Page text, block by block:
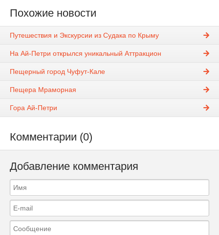
Похожие новости
Путешествия и Экскурсии из Судака по Крыму
На Ай-Петри открылся уникальный Аттракцион
Пещерный город Чуфут-Кале
Пещера Мраморная
Гора Ай-Петри
Комментарии (0)
Добавление комментария